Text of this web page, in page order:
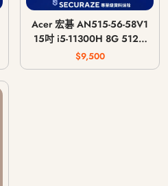
Acer 宏碁 AN515-56-58V1
15吋 i5-11300H 8G 512G
GTX 1650 4G
$9,500